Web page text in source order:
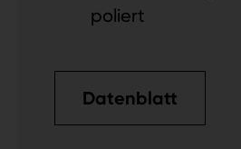
poliert
Datenblatt